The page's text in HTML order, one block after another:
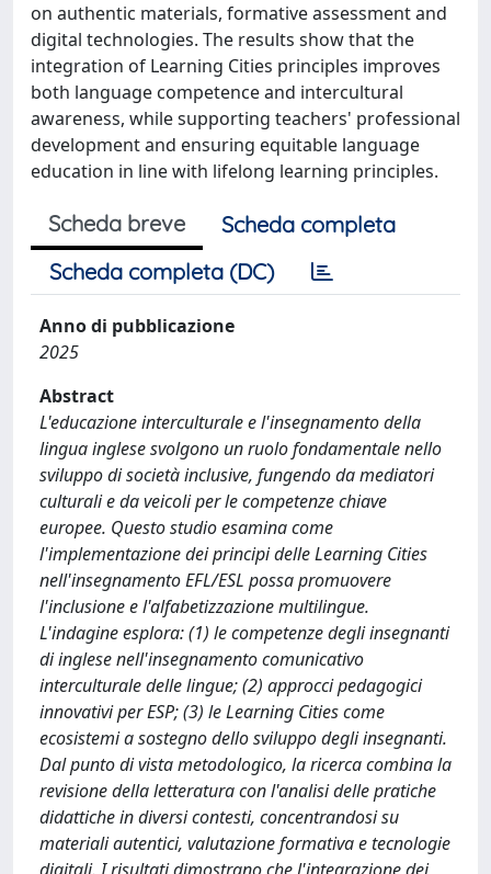
on authentic materials, formative assessment and
digital technologies. The results show that the
integration of Learning Cities principles improves
both language competence and intercultural
awareness, while supporting teachers' professional
development and ensuring equitable language
education in line with lifelong learning principles.
Scheda breve
Scheda completa
Scheda completa (DC)
Anno di pubblicazione
2025
Abstract
L'educazione interculturale e l'insegnamento della
lingua inglese svolgono un ruolo fondamentale nello
sviluppo di società inclusive, fungendo da mediatori
culturali e da veicoli per le competenze chiave
europee. Questo studio esamina come
l'implementazione dei principi delle Learning Cities
nell'insegnamento EFL/ESL possa promuovere
l'inclusione e l'alfabetizzazione multilingue.
L'indagine esplora: (1) le competenze degli insegnanti
di inglese nell'insegnamento comunicativo
interculturale delle lingue; (2) approcci pedagogici
innovativi per ESP; (3) le Learning Cities come
ecosistemi a sostegno dello sviluppo degli insegnanti.
Dal punto di vista metodologico, la ricerca combina la
revisione della letteratura con l'analisi delle pratiche
didattiche in diversi contesti, concentrandosi su
materiali autentici, valutazione formativa e tecnologie